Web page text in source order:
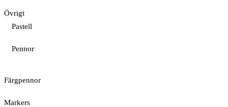
Övrigt
Pastell
Pennor
Färgpennor
Markers